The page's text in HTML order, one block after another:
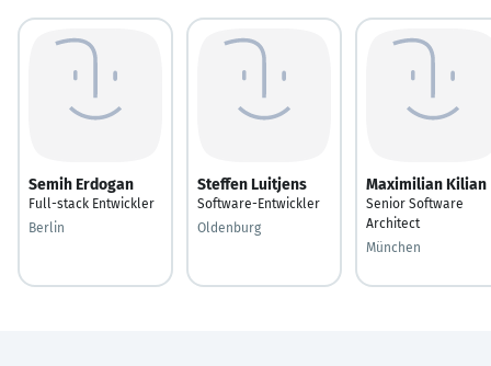
Semih Erdogan
Full-stack Entwickler
Berlin
Steffen Luitjens
Software-Entwickler
Oldenburg
Maximilian Kilian
Senior Software
Architect
München